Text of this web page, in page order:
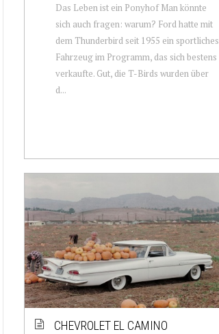
Das Leben ist ein Ponyhof Man könnte
sich auch fragen: warum? Ford hatte mit
dem Thunderbird seit 1955 ein sportliches
Fahrzeug im Programm, das sich bestens
verkaufte. Gut, die T-Birds wurden über
d...
CHEVROLET EL CAMINO